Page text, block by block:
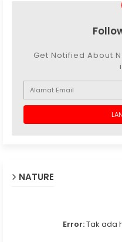
Get Notified About
NATURE
Error:Tak ada